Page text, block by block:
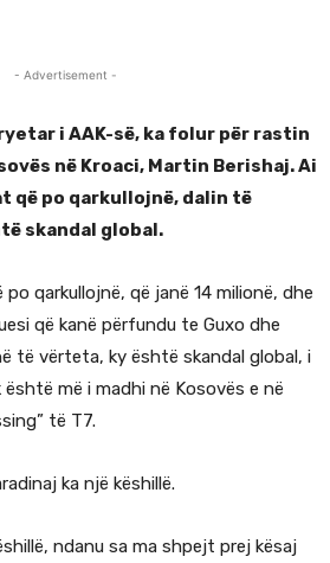
- Advertisement -
i AAK-së, ka folur për rastin
në Kroaci, Martin Berishaj. Ai
që po qarkullojnë, dalin të
skandal global.
qarkullojnë, që janë 14 milionë, dhe
që kanë përfundu te Guxo dhe
të vërteta, ky është skandal global, i
është më i madhi në Kosovës e në
të T7.
ka një këshillë.
ndanu sa ma shpejt prej kësaj